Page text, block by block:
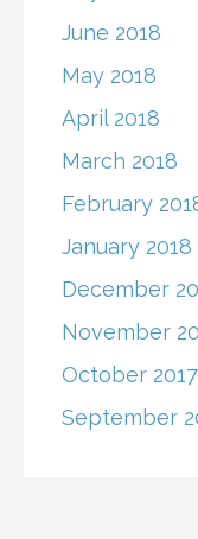
June 2018
May 2018
April 2018
March 2018
February
January 2018
December
November
October 2017
September